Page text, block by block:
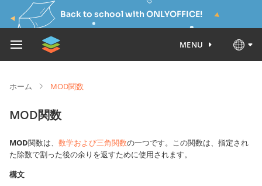
Back to school with ONLYOFFICE!
MENU
ホーム MOD関数
MOD関数
MOD関数は、 数学および三角関数の一つです。この関数は、指定され
た除数で割った後の余りを返すために使用されます。
構文